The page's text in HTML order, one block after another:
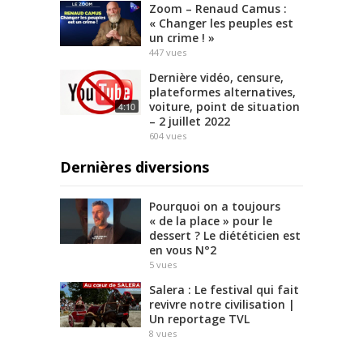
Zoom – Renaud Camus :
« Changer les peuples est
un crime ! »
447 vues
4:10
Dernière vidéo, censure,
plateformes alternatives,
voiture, point de situation
– 2 juillet 2022
604 vues
Dernières diversions
Pourquoi on a toujours
« de la place » pour le
dessert ? Le diététicien est
en vous N°2
5 vues
Salera : Le festival qui fait
revivre notre civilisation |
Un reportage TVL
8 vues